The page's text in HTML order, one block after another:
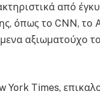
από
όπως το CNN, το
αξιωματούχο
York Times,